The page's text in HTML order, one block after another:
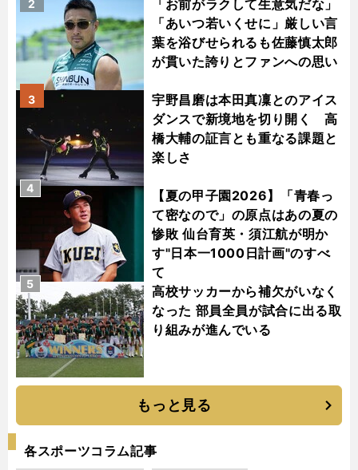
「お前がラクして生意気だな」
「あいつ若いくせに」厳しい言
葉を浴びせられるも佐藤慎太郎
が貫いた誇りとファンへの思い
2
宇野昌磨は本田真凜とのアイス
ダンスで新境地を切り開く 高
橋大輔の証言とも重なる課題と
楽しさ
3
【夏の甲子園2026】「青春っ
て密なので」の原点はあの夏の
惨敗 仙台育英・須江航が明か
す"日本一1000日計画"のすべ
て
4
高校サッカーから補欠がいなく
なった 部員全員が試合に出る取
り組みが進んでいる
5
もっと見る
各スポーツコラム記事